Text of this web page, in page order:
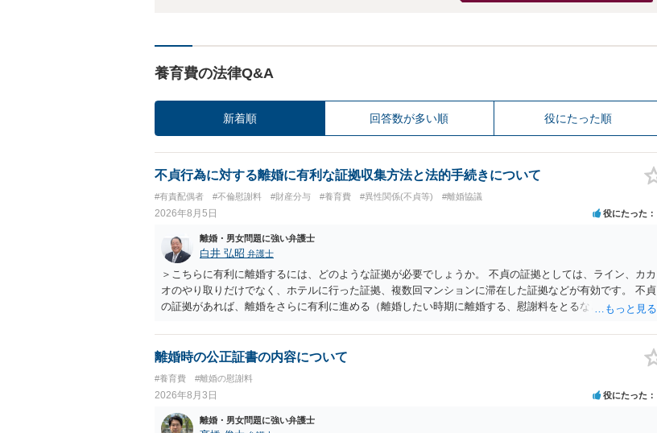
養育費の法律Q&A
新着順 回答数が多い順 役にたった順
不貞行為に対する離婚に有利な証拠収集方法と法的手続きについて
#有責配偶者 #不倫慰謝料 #財産分与 #養育費 #異性関係(不貞等) #離婚協議
2026年8月5日 役にたった
離婚・男女問題に強い弁護士
白井 弘昭 弁護士
＞こちらに有利に離婚するには、どのような証拠が必要でしょうか。 不貞の証拠としては、ライン、カカ
オのやり取りだけでなく、ホテルに行った証拠、複数回マンションに滞在した証拠などが有効です。 不貞
の証拠があれば、離婚をさらに有利に進める（離婚したい時期に離婚する、慰謝料をとるなど）ことがで
がありますので、ご注意ください。 以上、ご参考まで。
離婚時の公正証書の内容について
#養育費 #離婚の慰謝料
2026年8月3日 役にたった
離婚・男女問題に強い弁護士